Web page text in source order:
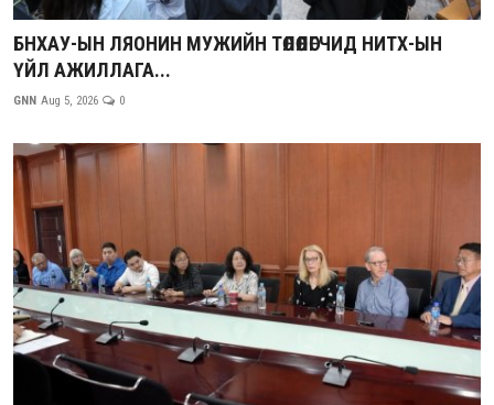
БНХАУ-ЫН ЛЯОНИН МУЖИЙН ТӨЛӨӨЛӨГЧИД НИТХ-ЫН
ҮЙЛ АЖИЛЛАГА...
GNN Aug 5, 2026 0